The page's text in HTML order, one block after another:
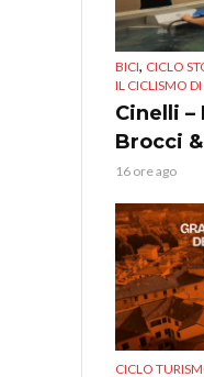
BICI, CICLO
IL CICLISMO
Cinelli –
Brocci
16 ore ago
CICLO